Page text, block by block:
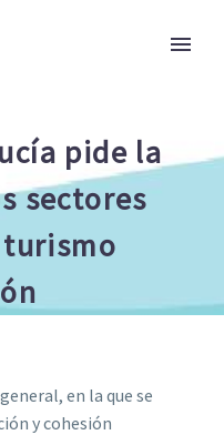
pide la
sectores
en la que se
y cohesión